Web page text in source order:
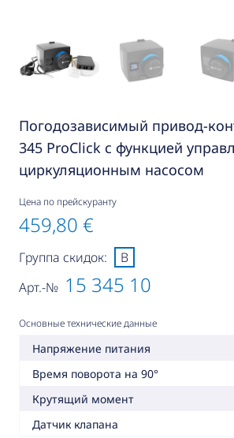
Погодозависимый привод-
345 ProClick с функцией
циркуляционным насосом
Цена по прейскуранту
459,80 €
Арт.-№ 15 345 10
Группа скидок: B
Основные технические данные
Напряжение питания
Время поворота на 90°
Крутящий момент
Датчик клапана